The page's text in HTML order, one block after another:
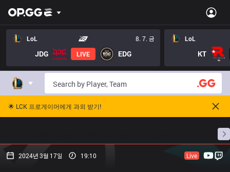
LoL 8. 7. 금
JDG LIVE EDG
LoL
KT
🌟 LCK 프로게이머에게 과외 받기!
프로빌
2024년 3월 17일 19:10 Live